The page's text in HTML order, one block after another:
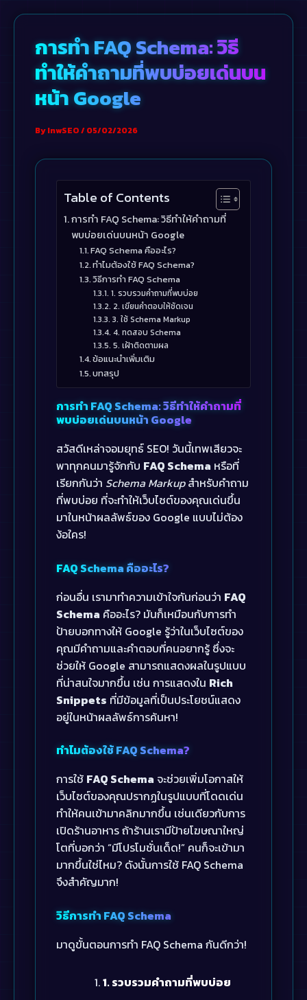
contentการทำ FAQ Schema: วิธี
ทำให้คำถามที่พบบ่อยเด่นบน
หน้า Google
ByInwSEO/05/02/2026
Table of Contents
การทำ FAQ Schema: วิธีทำให้คำถามที่
พบบ่อยเด่นบนหน้า Google
FAQ Schema คืออะไร?
ทำไมต้องใช้ FAQ Schema?
วิธีการทำ FAQ Schema
1. รวบรวมคำถามที่พบบ่อย
2. เขียนคำตอบให้ชัดเจน
3. ใช้ Schema Markup
4. ทดสอบ Schema
5. เฝ้าติดตามผล
ข้อแนะนำเพิ่มเติม
บทสรุป
การทำ FAQ Schema: วิธีทำให้คำถามที่
พบบ่อยเด่นบนหน้า Google
สวัสดีเหล่าจอมยุทธ์ SEO! วันนี้เทพเสียวจะ
พาทุกคนมารู้จักกับ FAQ Schema หรือที่
เรียกกันว่า Schema Markupสำหรับคำถาม
ที่พบบ่อย ที่จะทำให้เว็บไซต์ของคุณเด่นขึ้น
มาในหน้าผลลัพธ์ของ Google แบบไม่ต้อง
ง้อใคร!
FAQ Schema คืออะไร?
ก่อนอื่น เรามาทำความเข้าใจกันก่อนว่า FAQ
Schema คืออะไร? มันก็เหมือนกับการทำ
ป้ายบอกทางให้ Google รู้ว่าในเว็บไซต์ของ
คุณมีคำถามและคำตอบที่คนอยากรู้ ซึ่งจะ
ช่วยให้ Google สามารถแสดงผลในรูปแบบ
ที่น่าสนใจมากขึ้น เช่น การแสดงใน Rich
Snippets ที่มีข้อมูลที่เป็นประโยชน์แสดง
อยู่ในหน้าผลลัพธ์การค้นหา!
ทำไมต้องใช้ FAQ Schema?
การใช้ FAQ Schema จะช่วยเพิ่มโอกาสให้
เว็บไซต์ของคุณปรากฏในรูปแบบที่โดดเด่น
ทำให้คนเข้ามาคลิกมากขึ้น เช่นเดียวกับการ
เปิดร้านอาหาร ถ้าร้านเรามีป้ายโฆษณาใหญ่
โตที่บอกว่า “มีโปรโมชั่นเด็ด!” คนก็จะเข้ามา
มากขึ้นใช่ไหม? ดังนั้นการใช้ FAQ Schema
จึงสำคัญมาก!
วิธีการทำ FAQ Schema
มาดูขั้นตอนการทำ FAQ Schema กันดีกว่า!
1. รวบรวมคำถามที่พบบ่อย